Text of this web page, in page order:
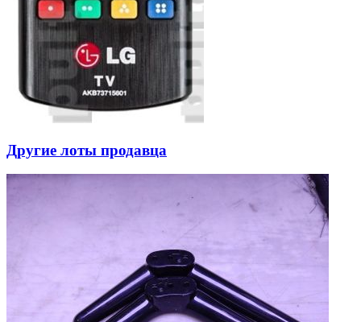
Другие лоты продавца